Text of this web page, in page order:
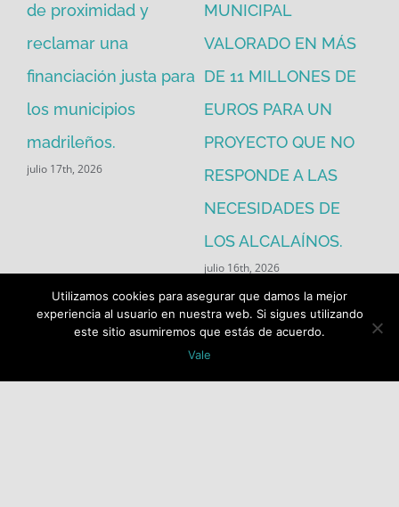
de proximidad y
reclamar una
financiación justa para
los municipios
madrileños.
julio 17th, 2026
MUNICIPAL
VALORADO EN MÁS
DE 11 MILLONES DE
EUROS PARA UN
PROYECTO QUE NO
RESPONDE A LAS
NECESIDADES DE
LOS ALCALAÍNOS.
julio 16th, 2026
Utilizamos cookies para asegurar que damos la mejor
experiencia al usuario en nuestra web. Si sigues utilizando
este sitio asumiremos que estás de acuerdo.
Vale